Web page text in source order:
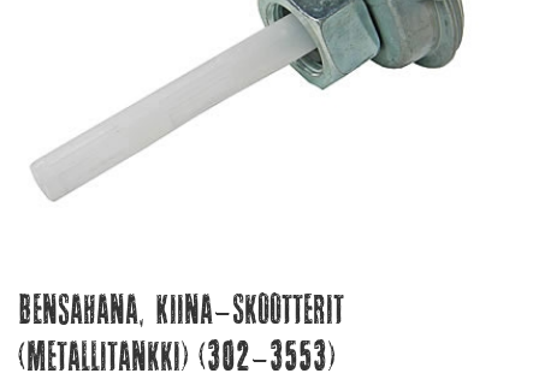
Bensahana, Kiina-Skootterit
(metallitankki) (302-3553)